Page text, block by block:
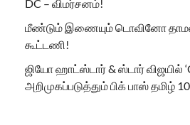
DC – விமர்சனம்!
மீண்டும் இணையும் டொவினோ
கூட்டணி!
ஜியோ ஹாட்ஸ்டார் & ஸ்டார் விஜயில்
அறிமுகப்படுத்தும் பிக் பாஸ் தமிழ்